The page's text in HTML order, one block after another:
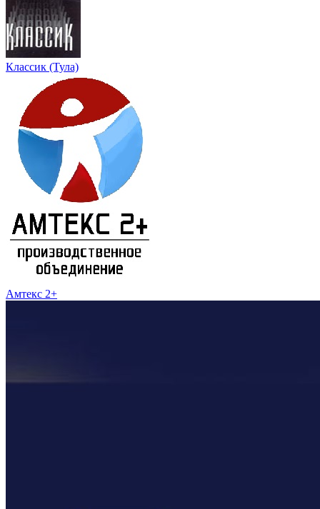
Классик (Тула)
Амтекс 2+